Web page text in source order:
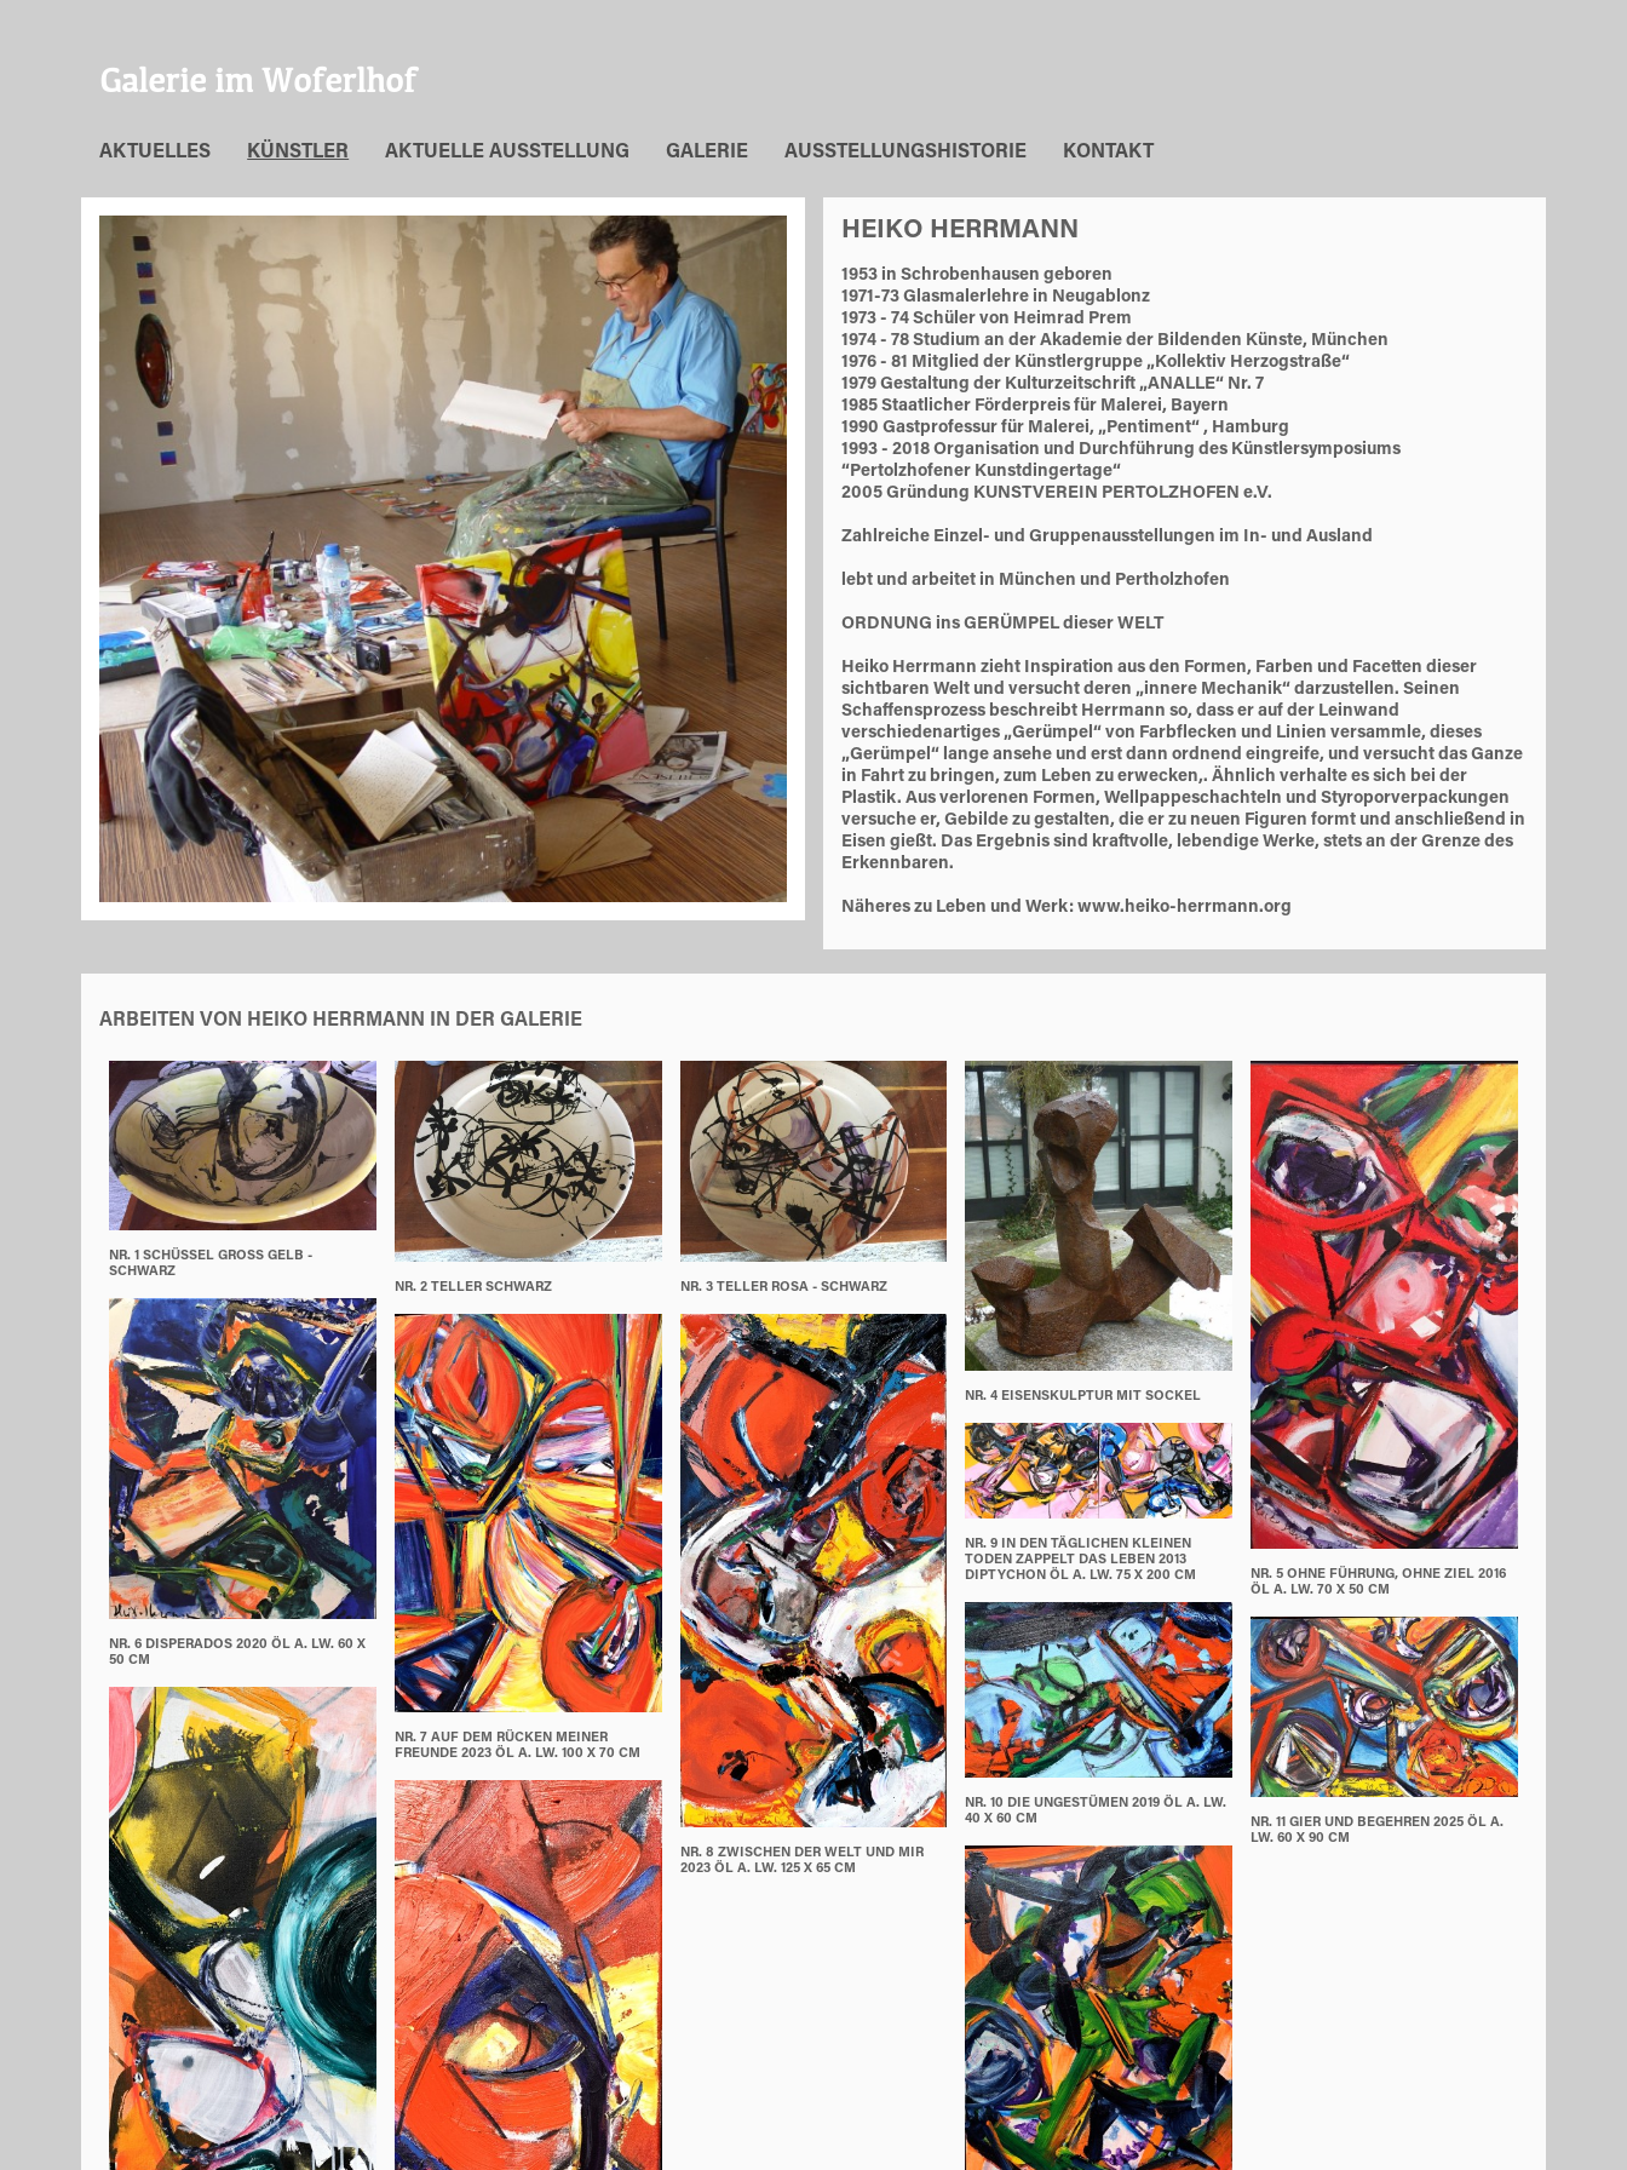
Galerie im Woferlhof
AKTUELLES KÜNSTLER AKTUELLE AUSSTELLUNG GALERIE AUSSTELLUNGSHISTORIE KONTAKT
HEIKO HERRMANN
1953 in Schrobenhausen geboren
1971-73 Glasmalerlehre in Neugablonz
1973 - 74 Schüler von Heimrad Prem
1974 - 78 Studium an der Akademie der Bildenden Künste, München
1976 - 81 Mitglied der Künstlergruppe „Kollektiv Herzogstraße“
1979 Gestaltung der Kulturzeitschrift „ANALLE“ Nr. 7
1985 Staatlicher Förderpreis für Malerei, Bayern
1990 Gastprofessur für Malerei, „Pentiment“ , Hamburg
1993 - 2018 Organisation und Durchführung des Künstlersymposiums
“Pertolzhofener Kunstdingertage“
2005 Gründung KUNSTVEREIN PERTOLZHOFEN e.V.
Zahlreiche Einzel- und Gruppenausstellungen im In- und Ausland
lebt und arbeitet in München und Pertholzhofen
ORDNUNG ins GERÜMPEL dieser WELT
Heiko Herrmann zieht Inspiration aus den Formen, Farben und Facetten dieser
sichtbaren Welt und versucht deren „innere Mechanik“ darzustellen. Seinen
Schaffensprozess beschreibt Herrmann so, dass er auf der Leinwand
verschiedenartiges „Gerümpel“ von Farbflecken und Linien versammle, dieses
„Gerümpel“ lange ansehe und erst dann ordnend eingreife, und versucht das Ganze
in Fahrt zu bringen, zum Leben zu erwecken,. Ähnlich verhalte es sich bei der
Plastik. Aus verlorenen Formen, Wellpappeschachteln und Styroporverpackungen
versuche er, Gebilde zu gestalten, die er zu neuen Figuren formt und anschließend in
Eisen gießt. Das Ergebnis sind kraftvolle, lebendige Werke, stets an der Grenze des
Erkennbaren.
Näheres zu Leben und Werk: www.heiko-herrmann.org
ARBEITEN VON HEIKO HERRMANN IN DER GALERIE
NR. 1 SCHÜSSEL GROSS GELB - S
CHWARZ
NR. 6 DISPERADOS 2020 ÖL A. LW. 60 X
50 CM
NR. 2 TELLER SCHWARZ
NR. 7 AUF DEM RÜCKEN MEINER
FREUNDE 2023 ÖL A. LW. 100 X 70 CM
NR. 3 TELLER ROSA - SCHWARZ
NR. 8 ZWISCHEN DER WELT UND MIR
2023 ÖL A. LW. 125 X 65 CM
NR. 4 EISENSKULPTUR MIT SOCKEL
NR. 9 IN DEN TÄGLICHEN KLEINEN
TODEN ZAPPELT DAS LEBEN 2013
DIPTYCHON ÖL A. LW. 75 X 200 CM
NR. 10 DIE UNGESTÜMEN 2019 ÖL A. LW.
40 X 60 CM
NR. 5 OHNE FÜHRUNG, OHNE ZIEL 2016
ÖL A. LW. 70 X 50 CM
NR. 11 GIER UND BEGEHREN 2025 ÖL A.
LW. 60 X 90 CM